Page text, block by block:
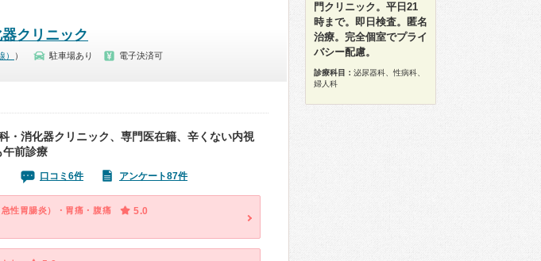
クリニック
） 駐車場あり
電子決済可
・消化器クリニック、専門医在籍、辛くない内視
午前診療
口コミ6件 アンケート87件
性胃腸炎）・胃痛・腹痛 5.0
門クリニック。平日21
時まで。即日検査。匿名
治療。完全個室でプライ
バシー配慮。
診療科目： 泌尿器科、性病科、
婦人科